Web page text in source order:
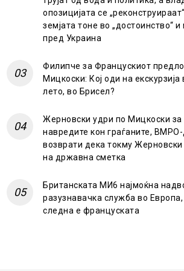
опозицијата се
земјата тоне во „достоинство“
пред Украина
Филипче за Францускиот
Мицкоски: Кој оди на екскурзија
лето, во Брисел?
Жерновски удри по Мицкоски за
навредите кон граѓаните,
возврати дека токму
на државна сметка
Британската МИ6 најмоќна
разузнавачка служба во Европа,
следна е француската